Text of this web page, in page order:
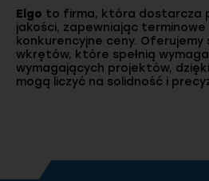
Elgo to firma, która dostarcza
jakości, zapewniając
konkurencyjne ceny.
wkrętów, które spełnią
wymagających projektów,
mogą liczyć na solidność i